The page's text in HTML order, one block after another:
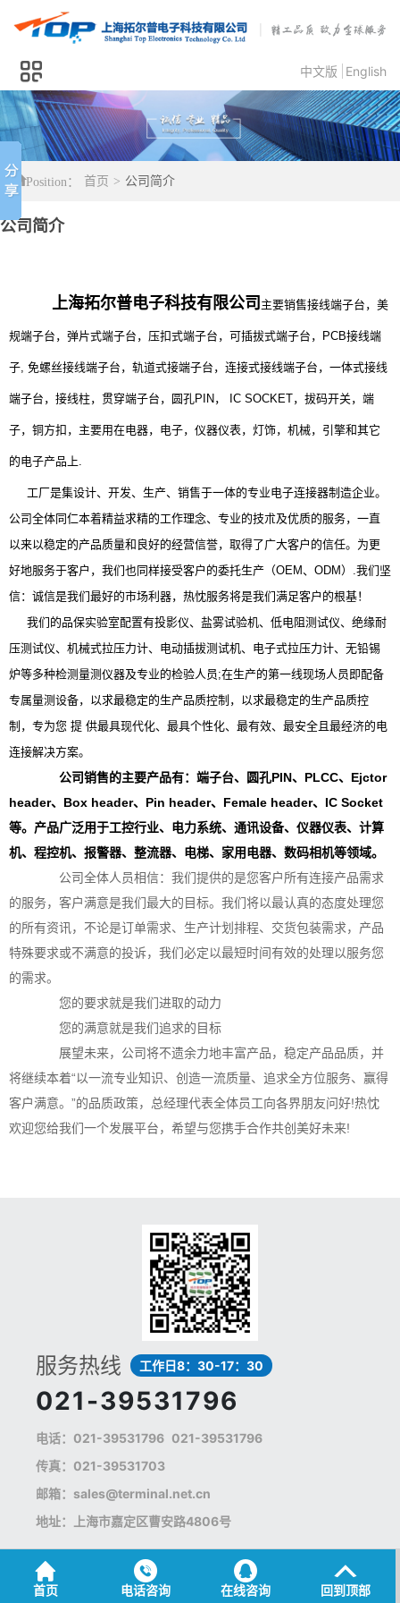
中文版 English
Position： 首页 > 公司简介
公司简介
上海拓尔普电子科技有限公司 主要销售接线端子台，美
规端子台，弹片式端子台，压扣式端子台，可插拔式端子台，PCB接线端
子, 免螺丝接线端子台，轨道式接端子台，连接式接线端子台，一体式接线
端子台，接线柱，贯穿端子台，圆孔PIN， IC SOCKET，拔码开关，端
子，铜方扣，主要用在电器，电子，仪器仪表，灯饰，机械，引擎和其它
的电子产品上.
工厂是集设计、开发、生产、销售于一体的专业电子连接器制造企业。
公司全体同仁本着精益求精的工作理念、专业的技朮及优质的服务，一直
以来以稳定的产品质量和良好的经营信誉，取得了广大客户的信任。为更
好地服务于客户，我们也同样接受客户的委托生产（OEM、ODM）.我们坚
信：诚信是我们最好的市场利器，热忱服务将是我们满足客户的根基！
我们的品保实验室配置有投影仪、盐雾试验机、低电阻测试仪、绝缘耐
压测试仪、机械式拉压力计、电动插拔测试机、电子式拉压力计、无铅锡
炉等多种检测量测仪器及专业的检验人员;在生产的第一线现场人员即配备
专属量测设备，以求最稳定的生产品质控制，以求最稳定的生产品质控
制，专为您 提 供最具现代化、最具个性化、最有效、最安全且最经济的电
连接解决方案。
公司销售的主要产品有：端子台、圆孔PIN、PLCC、Ejctor
header、Box header、Pin header、Female header、IC Socket
等。产品广泛用于工控行业、电力系统、通讯设备、仪器仪表、计算
机、程控机、报警器、整流器、电梯、家用电器、数码相机等领域。
公司全体人员相信：我们提供的是您客户所有连接产品需求
的服务，客户满意是我们最大的目标。我们将以最认真的态度处理您
的所有资讯，不论是订单需求、生产计划排程、交货包装需求，产品
特殊要求或不满意的投诉，我们必定以最短时间有效的处理以服务您
的需求。
您的要求就是我们进取的动力
您的满意就是我们追求的目标
展望未来，公司将不遗余力地丰富产品，稳定产品品质，并
将继续本着“以一流专业知识、创造一流质量、追求全方位服务、赢得
客户满意。”的品质政策，总经理代表全体员工向各界朋友问好!热忱
欢迎您给我们一个发展平台，希望与您携手合作共创美好未来!
服务热线 工作日8：30-17：30
021-39531796
电话： 021-39531796 021-39531796
传真：021-39531703
邮箱： sales@terminal.net.cn
地址：上海市嘉定区曹安路4806号
版权所有@ 2018 上海拓尔普电子科技有限公司 All Rights
Reserved. 沪ICP备14004547号
首页 电话咨询 在线咨询 回到顶部